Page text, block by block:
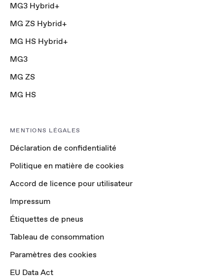
MG3 Hybrid+
MG ZS Hybrid+
MG HS Hybrid+
MG3
MG ZS
MG HS
MENTIONS LÉGALES
Déclaration de confidentialité
Politique en matière de cookies
Accord de licence pour utilisateur
Impressum
Étiquettes de pneus
Tableau de consommation
Paramètres des cookies
EU Data Act